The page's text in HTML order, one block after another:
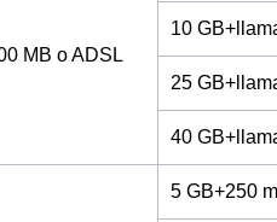
MB o ADSL
10
25
40
5 GB+250